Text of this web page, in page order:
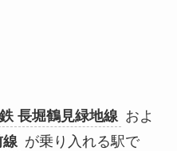
長堀鶴見緑地線 およ
線 が乗り入れる駅で